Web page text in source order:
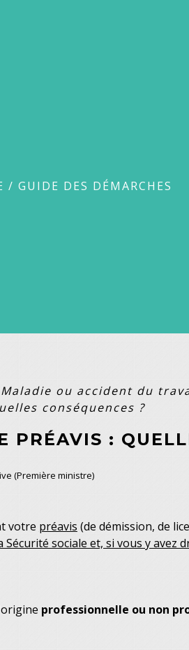
/GUIDE DES DÉMARCHES
Maladie ou accident du
conséquences ?
PRÉAVIS :
(Première ministre)
votre préavis (de démission, de
sociale et, si vous y avez
professionnelle ou non